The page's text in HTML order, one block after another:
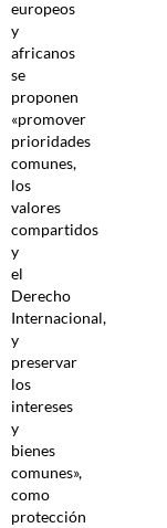
europeos
y
africanos
se
proponen
«promover
prioridades
comunes,
los
valores
compartidos
y
el
Derecho
Internacional,
y
preservar
los
intereses
y
bienes
comunes»,
como
protección